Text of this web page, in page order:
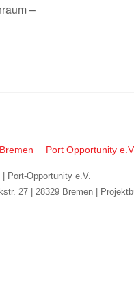
–
Port Opportunity e.V.
Port-Opportunity e.V.
27 | 28329 Bremen |